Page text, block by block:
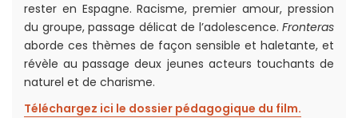
rester en Espagne. Racisme, premier amour, pression
du groupe, passage délicat de l’adolescence. Fronteras
aborde ces thèmes de façon sensible et haletante, et
révèle au passage deux jeunes acteurs touchants de
naturel et de charisme.
Téléchargez ici le dossier pédagogique du film.